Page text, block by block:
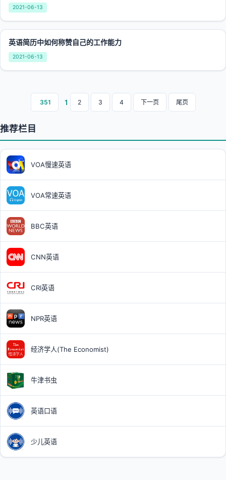
2021-06-13
英语简历中如何称赞自己的工作能力
2021-06-13
351 1 2 3 4 下一页 尾页
推荐栏目
VOA慢速英语
VOA常速英语
BBC英语
CNN英语
CRI英语
NPR英语
经济学人(The Economist)
牛津书虫
英语口语
少儿英语